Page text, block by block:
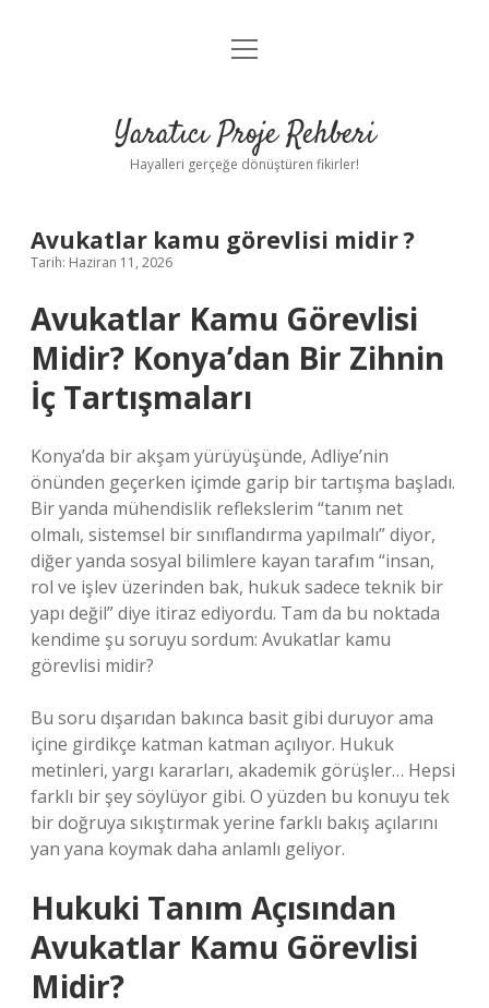
Anasayfa
Yasal Uyarı
menüyü
Yaratıcı Proje Rehberi
Hayalleri gerçeğe dönüştüren fikirler!
Avukatlar kamu görevlisi midir ?
Tarih: Haziran 11, 2026
Avukatlar Kamu Görevlisi
Midir? Konya’dan Bir Zihnin
İç Tartışmaları
Konya’da bir akşam yürüyüşünde, Adliye’nin
önünden geçerken içimde garip bir tartışma başladı.
Bir yanda mühendislik reflekslerim “tanım net
olmalı, sistemsel bir sınıflandırma yapılmalı” diyor,
diğer yanda sosyal bilimlere kayan tarafım “insan,
rol ve işlev üzerinden bak, hukuk sadece teknik bir
yapı değil” diye itiraz ediyordu. Tam da bu noktada
kendime şu soruyu sordum: Avukatlar kamu
görevlisi midir?
Bu soru dışarıdan bakınca basit gibi duruyor ama
içine girdikçe katman katman açılıyor. Hukuk
metinleri, yargı kararları, akademik görüşler… Hepsi
farklı bir şey söylüyor gibi. O yüzden bu konuyu tek
bir doğruya sıkıştırmak yerine farklı bakış açılarını
yan yana koymak daha anlamlı geliyor.
Hukuki Tanım Açısından
Avukatlar Kamu Görevlisi
Midir?